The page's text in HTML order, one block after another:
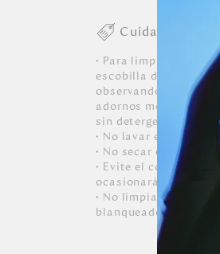
Cuidados
• Para limpiar, usar
escobilla de cerdas
observando para no
adornos metálicos,
sin detergentes,
• No lavar en
• No secar en
• Evite el contacto
ocasionarán daños
• No limpiar con
blanqueadores y